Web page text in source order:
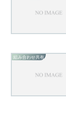
組み合わせ共有